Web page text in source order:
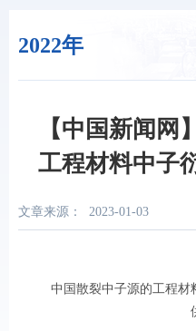
2022年
【中国新闻网
工程材料中子
文章来源： 2023-01-03
中国散裂中子源的工程材